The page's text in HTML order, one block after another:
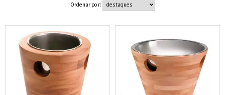
Ordenar por: